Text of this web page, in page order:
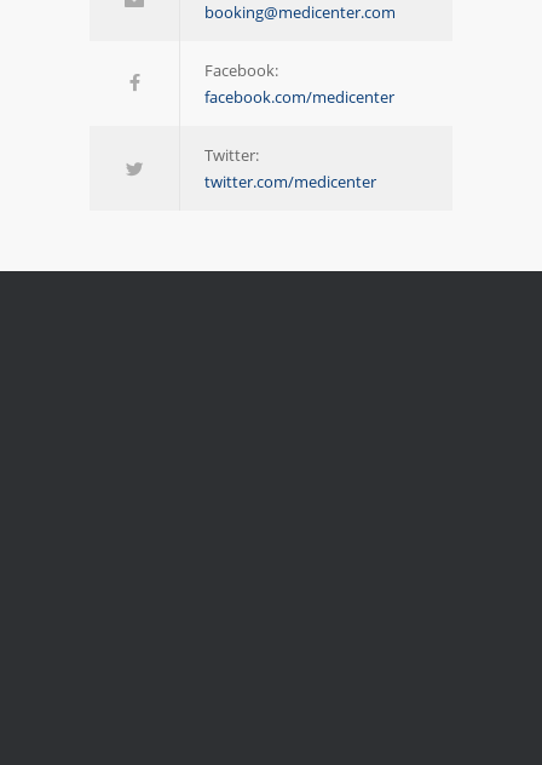
booking@medicenter.com
Facebook:
facebook.com/medicenter
Twitter:
twitter.com/medicenter